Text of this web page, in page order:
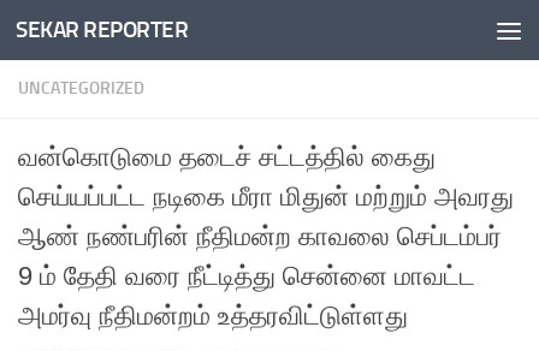
Skip to content
SEKAR REPORTER
UNCATEGORIZED
வன்கொடுமை தடைச் சட்டத்தில் கைது
செய்யப்பட்ட நடிகை மீரா மிதுன் மற்றும் அவரது
ஆண் நண்பரின் நீதிமன்ற காவலை செப்டம்பர்
9 ம் தேதி வரை நீட்டித்து சென்னை மாவட்ட
அமர்வு நீதிமன்றம் உத்தரவிட்டுள்ளது